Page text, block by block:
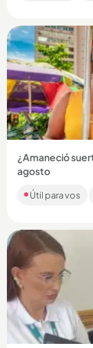
¿Amaneció
agosto
Si bien las
MiLoto y los
Útil para vos